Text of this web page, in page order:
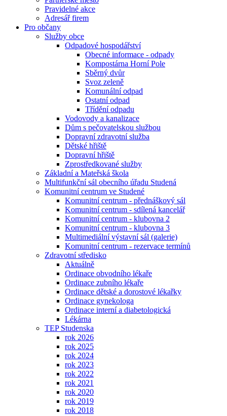
Pravidelné akce
Adresář firem
Pro občany
Služby obce
Odpadové hospodářství
Obecné informace - odpady
Kompostárna Horní Pole
Sběrný dvůr
Svoz zeleně
Komunální odpad
Ostatní odpad
Třídění odpadu
Vodovody a kanalizace
Dům s pečovatelskou službou
Dopravní zdravotní služba
Dětské hřiště
Dopravní hřiště
Zprostředkované služby
Základní a Mateřská škola
Multifunkční sál obecního úřadu Studená
Komunitní centrum ve Studené
Komunitní centrum - přednáškový sál
Komunitní centrum - sdílená kancelář
Komunitní centrum - klubovna 2
Komunitní centrum - klubovna 3
Multimediální výstavní sál (galerie)
Komunitní centrum - rezervace termínů
Zdravotní středisko
Aktuálně
Ordinace obvodního lékaře
Ordinace zubního lékaře
Ordinace dětské a dorostové lékařky
Ordinace gynekologa
Ordinace interní a diabetologická
Lékárna
TEP Studenska
rok 2026
rok 2025
rok 2024
rok 2023
rok 2022
rok 2021
rok 2020
rok 2019
rok 2018